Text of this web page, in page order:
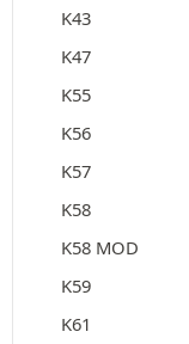
K43
K47
K55
K56
K57
K58
K58 MOD
K59
K61